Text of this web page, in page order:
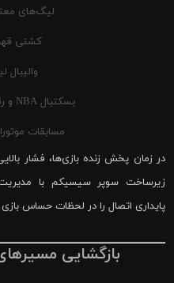
لیگ‌های
کشتی
بسکتبال NBA و رقابت‌های بین‌المللی
مسابقات
در زمان پخش زنده بازی‌ها، فشار
زیرساخت سوپر سیسیکم با مدیریت
پایداری اتصال را در لحظات حساس
بازگشایی